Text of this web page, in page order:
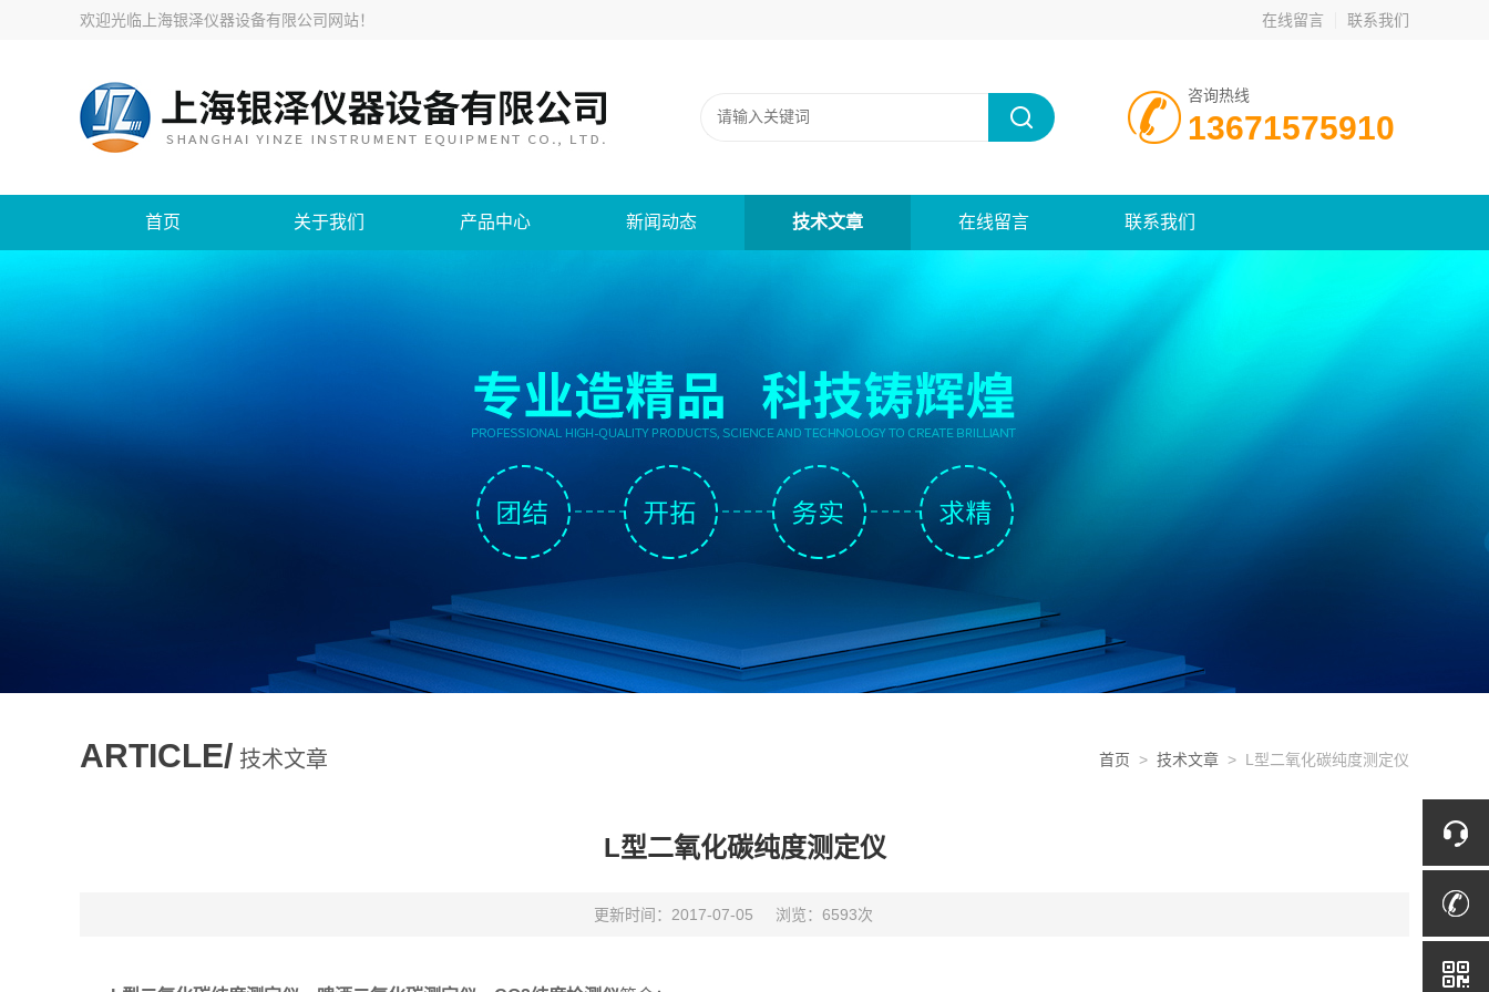
欢迎光临 上海银泽仪器设备有限公司网站！ 在线留言 联系我们
咨询热线
13671575910
首页 关于我们 产品中心 新闻动态 技术文章 在线留言 联系我们
ARTICLE/ 技术文章 首页 > 技术文章 > L型二氧化碳纯度测定仪
L型二氧化碳纯度测定仪
更新时间：2017-07-05 浏览：6593次